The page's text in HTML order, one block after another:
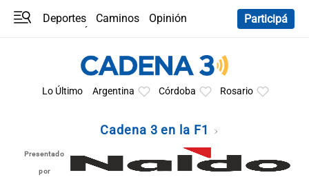
Deportes Caminos
Opinión
Participá
Lo Último Argentina Córdoba Rosario
Cadena 3 en la F1
Presentado
por